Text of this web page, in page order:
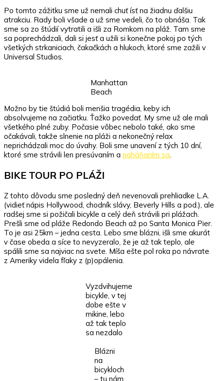
Po tomto zážitku sme už nemali chuť ísť na žiadnu ďalšiu
atrakciu. Rady boli všade a už sme vedeli, čo to obnáša. Tak
sme sa zo štúdií vytratili a išli za Romkom na pláž. Tam sme
sa poprechádzali, dali si jesť a užili si konečne pokoj po tých
všetkých strkaniciach, čakačkách a hlukoch, ktoré sme zažili v
Universal Studios.
Manhattan
Beach
Možno by tie štúdiá boli menšia tragédia, keby ich
absolvujeme na začiatku. Ťažko povedať. My sme už ale mali
všetkého plné zuby. Počasie vôbec nebolo také, ako sme
očakávali, takže slnenie na pláži a nekonečný relax
neprichádzali moc do úvahy. Boli sme unavení z tých 10 dní,
ktoré sme strávili len presúvaním a naháňaním sa
BIKE TOUR PO PLÁŽI
Z tohto dôvodu sme posledný deň nevenovali prehliadke L.A.
(vidieť nápis Hollywood, chodník slávy, Beverly Hills a pod.), ale
radšej sme si požičali bicykle a celý deň strávili pri plážach.
Prešli sme od pláže Redondo Beach až po Santa Monica Pier.
To je asi 25km – jedna cesta. Lebo sme blázni, išli sme akurát
v čase obeda a síce to nevyzeralo, že je až tak teplo, ale
spálili sme sa najviac na svete. Míša ešte pol roka po návrate
z Ameriky videla fľaky z (p)opálenia.
Vyzdvihujeme
bicykle, v tej
dobe ešte v
mikine, lebo
až tak teplo
sa nezdalo
Blázni
na
bicykloch
– tu nám